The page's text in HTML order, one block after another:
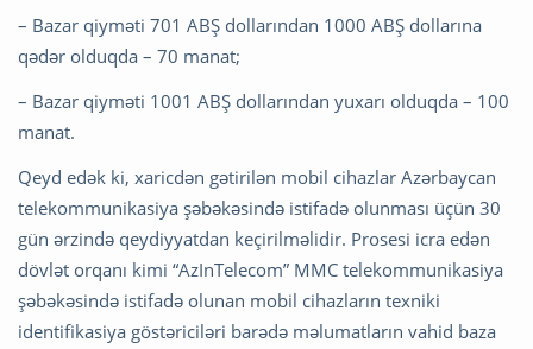
– Bazar qiyməti 701 ABŞ dollarından 1000 ABŞ dollarına
qədər olduqda – 70 manat;
– Bazar qiyməti 1001 ABŞ dollarından yuxarı olduqda – 100
manat.
Qeyd edək ki, xaricdən gətirilən mobil cihazlar Azərbaycan
telekommunikasiya şəbəkəsində istifadə olunması üçün 30
gün ərzində qeydiyyatdan keçirilməlidir. Prosesi icra edən
dövlət orqanı kimi “AzInTelecom” MMC telekommunikasiya
şəbəkəsində istifadə olunan mobil cihazların texniki
identifikasiya göstəriciləri barədə məlumatların vahid baza